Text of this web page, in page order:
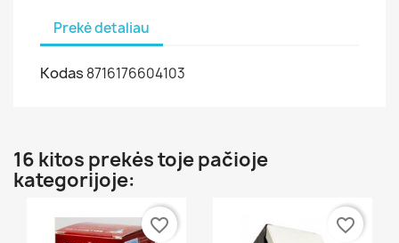
Prekė detaliau
Kodas 8716176604103
16 kitos prekės toje pačioje
kategorijoje:
favorite_border favorite_border